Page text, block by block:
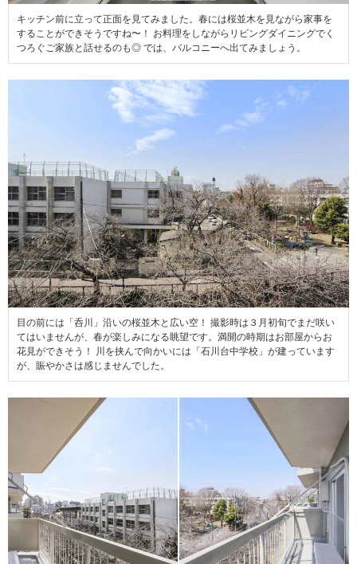
キッチン前に立って正面を見てみました。春には桜並木を見ながら家事を
することができそうですね〜！ お料理をしながらリビングダイニングでく
つろぐご家族と話せるのも◎ では、バルコニーへ出てみましょう。
目の前には「呑川」沿いの桜並木と広い空！ 撮影時は３月初旬でまだ咲い
てはいませんが、春が楽しみになる眺望です。満開の時期はお部屋からお
花見ができそう！ 川を挟んで向かいには「石川台中学校」が建っています
が、賑やかさは感じませんでした。